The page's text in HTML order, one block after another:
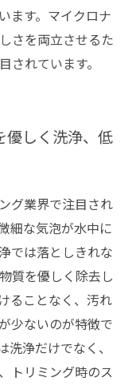
ます。マイクロナ
さを両立させるた
されています。
優しく洗浄、低
グ業界で注目され
細な気泡が水中に
では落としきれな
質を優しく除去し
ることなく、汚れ
少ないのが特徴で
浄だけでなく、
トリミング時のス